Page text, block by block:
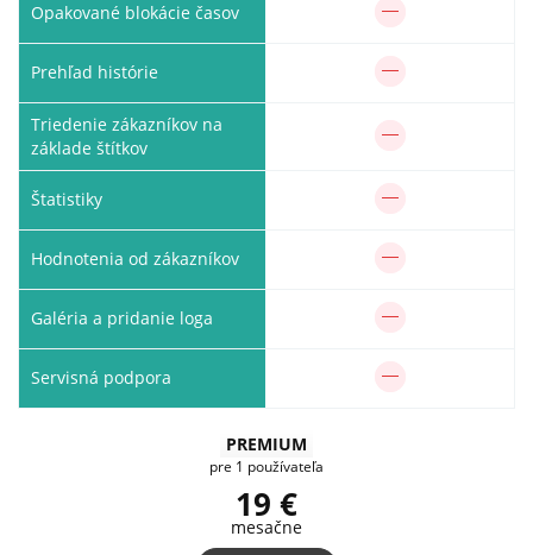
Opakované blokácie časov
Prehľad histórie
Triedenie zákazníkov na
základe štítkov
Štatistiky
Hodnotenia od zákazníkov
Galéria a pridanie loga
Servisná podpora
PREMIUM
pre 1 používateľa
19 €
mesačne